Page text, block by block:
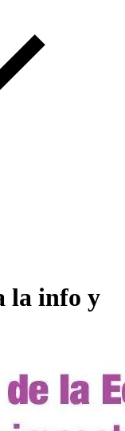
la info y